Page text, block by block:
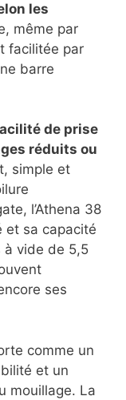
les
même par
facilitée par
barre
de prise
réduits ou
simple et
l’Athena 38
et sa capacité
à vide de 5,5
ses
comme un
et un
mouillage. La